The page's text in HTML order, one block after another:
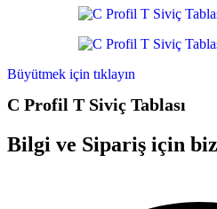
Büyütmek için tıklayın
C Profil T Siviç Tablası
Bilgi ve Sipariş için